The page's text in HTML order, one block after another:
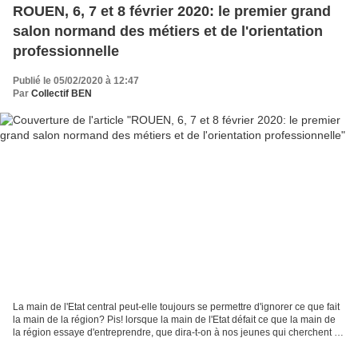
ROUEN, 6, 7 et 8 février 2020: le premier grand
salon normand des métiers et de l'orientation
professionnelle
Publié le 05/02/2020 à 12:47
Par Collectif BEN
La main de l'Etat central peut-elle toujours se permettre d'ignorer ce que fait
la main de la région? Pis! lorsque la main de l'Etat défait ce que la main de
la région essaye d'entreprendre, que dira-t-on à nos jeunes qui cherchent à